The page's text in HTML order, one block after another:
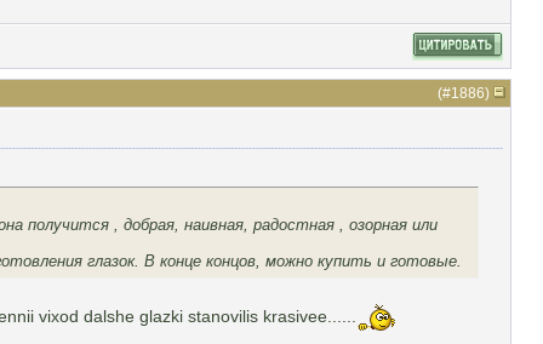
(#1886)
получится , добрая, наивная, радостная , озорная или
глазок. В конце концов, можно купить и готовые.
vixod dalshe glazki stanovilis krasivee......